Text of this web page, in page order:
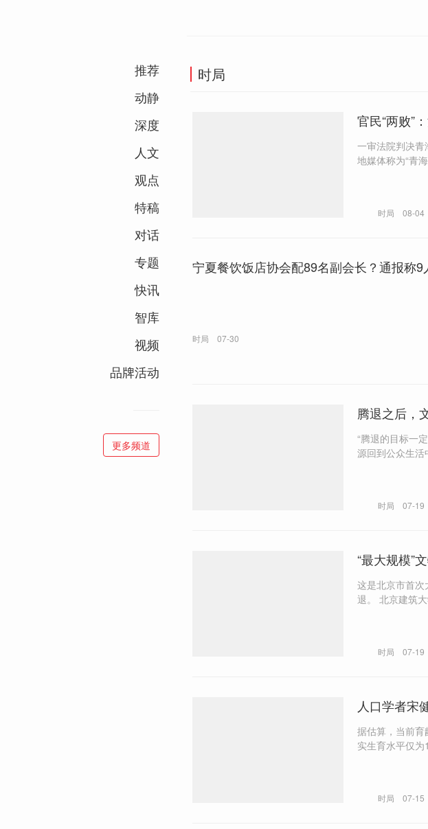
推荐
动静
深度
人文
观点
特稿
对话
专题
快讯
智库
视频
品牌活动
更多频道
时局
官民“两败”
一审法院判决青
地媒体称为“青
时局 08-04
宁夏餐饮饭店协会配89名副会长？通报称9
时局 07-30
腾退之后，
“腾退的目标一
源回到公众生活
时局 07-19
“最大规模”
这是北京市首
退。 北京建筑大学李春青教授对北京老城现存40座清代王府建筑的一项
时局 07-19
人口学者宋
据估算，当前
实生育水平仅为1.1个左右。 中国人口转
时局 07-15